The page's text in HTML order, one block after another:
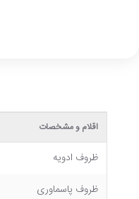
اقلام و مشخصات
ظروف ادویه
ظروف پاسماوری